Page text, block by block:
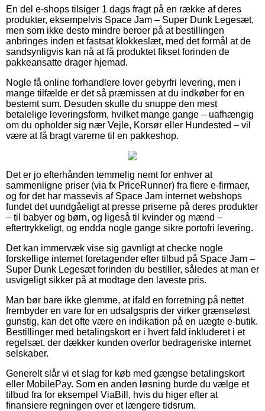
En del e-shops tilsiger 1 dags fragt på en række af deres
produkter, eksempelvis Space Jam – Super Dunk Legesæt,
men som ikke desto mindre beroer på at bestillingen
anbringes inden et fastsat klokkeslæt, med det formål at de
sandsynligvis kan nå at få produktet fikset forinden de
pakkeansatte drager hjemad.
Nogle få online forhandlere lover gebyrfri levering, men i
mange tilfælde er det så præmissen at du indkøber for en
bestemt sum. Desuden skulle du snuppe den mest
betalelige leveringsform, hvilket mange gange – uafhængig
om du opholder sig nær Vejle, Korsør eller Hundested – vil
være at få bragt varerne til en pakkeshop.
Det er jo efterhånden temmelig nemt for enhver at
sammenligne priser (via fx PriceRunner) fra flere e-firmaer,
og for det har massevis af Space Jam internet webshops
fundet det uundgåeligt at presse priserne på deres produkter
– til babyer og børn, og ligeså til kvinder og mænd –
eftertrykkeligt, og endda nogle gange sikre portofri levering.
Det kan immervæk vise sig gavnligt at checke nogle
forskellige internet foretagender efter tilbud på Space Jam –
Super Dunk Legesæt forinden du bestiller, således at man er
usvigeligt sikker på at modtage den laveste pris.
Man bør bare ikke glemme, at ifald en forretning på nettet
frembyder en vare for en udsalgspris der virker grænseløst
gunstig, kan det ofte være en indikation på en uægte e-butik.
Bestillinger med betalingskort er i hvert fald inkluderet i et
regelsæt, der dækker kunden overfor bedrageriske internet
selskaber.
Generelt slår vi et slag for køb med gængse betalingskort
eller MobilePay. Som en anden løsning burde du vælge et
tilbud fra for eksempel ViaBill, hvis du higer efter at
finansiere regningen over et længere tidsrum.